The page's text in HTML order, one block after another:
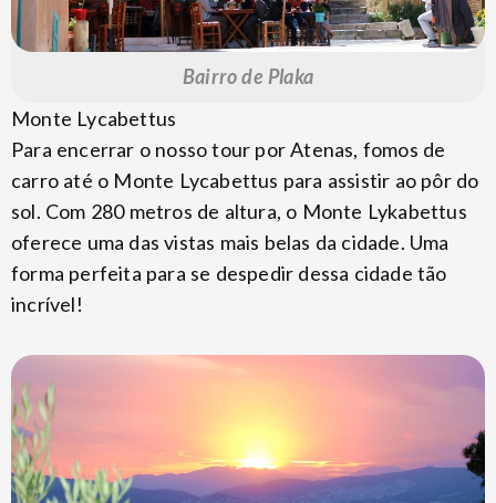
Bairro de Plaka
Monte Lycabettus
Para encerrar o nosso tour por Atenas, fomos de
carro até o Monte Lycabettus para assistir ao pôr do
sol. Com 280 metros de altura, o Monte Lykabettus
oferece uma das vistas mais belas da cidade. Uma
forma perfeita para se despedir dessa cidade tão
incrível!